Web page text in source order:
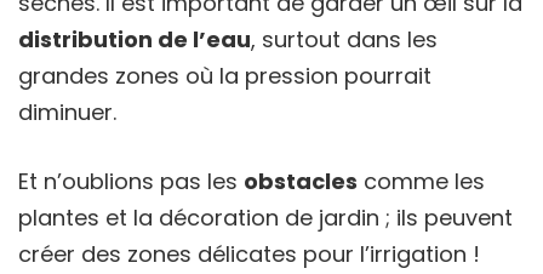
distribution de l’eau, surtout dans les
grandes zones où la pression pourrait
diminuer.
Et n’oublions pas les obstacles comme les
plantes et la décoration de jardin ; ils peuvent
créer des zones délicates pour l’irrigation !